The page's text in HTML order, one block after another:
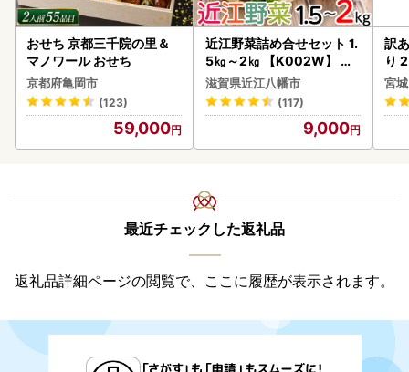
おせち 京都三千院の里＆
マノワール おせち
京都府亀岡市
(123)
59,000
近江野菜詰め合せセット 1.
5㎏～2㎏ 【K002W】 野
菜 旬 新鮮
滋賀県近江八幡市
(117)
9,000
訳
り
鮭
宮
最近チェックした返礼品
返礼品詳細ページの閲覧で、ここに履歴が表示されます。